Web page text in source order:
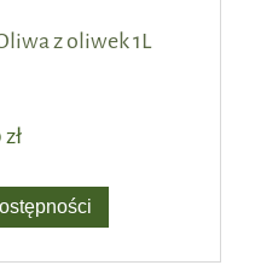
z oliwek 1L